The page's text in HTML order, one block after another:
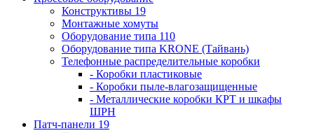
Конструктивы 19
Монтажные хомуты
Оборудование типа 110
Оборудование типа KRONE (Тайвань)
Телефонные распределительные коробки
- Коробки пластиковые
- Коробки пыле-влагозащищенные
- Металлические коробки КРТ и шкафы
ШРН
Патч-панели 19